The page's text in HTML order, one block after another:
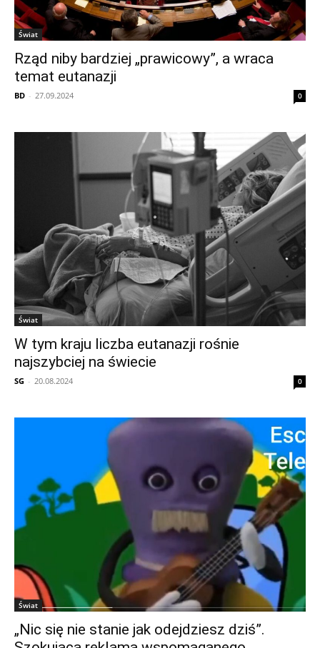
Świat
Rząd niby bardziej „prawicowy”, a wraca
temat eutanazji
BD - 27.09.2024 0
Świat
W tym kraju liczba eutanazji rośnie
najszybciej na świecie
SG - 20.08.2024 0
Świat
„Nic się nie stanie jak odejdziesz dziś”.